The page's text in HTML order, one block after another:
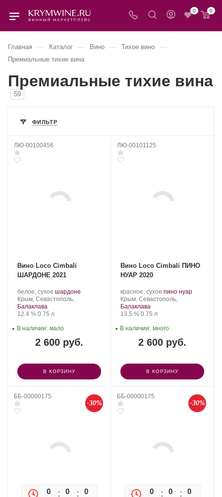
0 0
Главная — Каталог — Вино — Тихое вино —
Премиальные тихие вина
Премиальные тихие вина
59
ФИЛЬТР
ЛЮ-00100456
Вино Loco Cimbali
ШАРДОНЕ 2021
Производитель:
Loco
Cimbali
Winery.
белое, сухое .
Сорт
шардоне
Регион:
Крым, Севастополь,
Балаклава
Крепость
12.4 %. Объем
0.75 л
2 600 руб.
В наличии: мало
В КОРЗИНУ
ЛЮ-00101125
Вино Loco Cimbali ПИНО
НУАР 2020
Производитель:
Loco
Cimbali
Winery.
красное, сухое .
Сорт
пино нуар.
Регион:
Крым, Севастополь,
Балаклава
Крепость
13.5 %. Объем
0.75 л
2 600 руб.
В наличии: много
В КОРЗИНУ
ББ-00000175
-30%
0 0 0
ББ-00000175
-30%
0 0 0